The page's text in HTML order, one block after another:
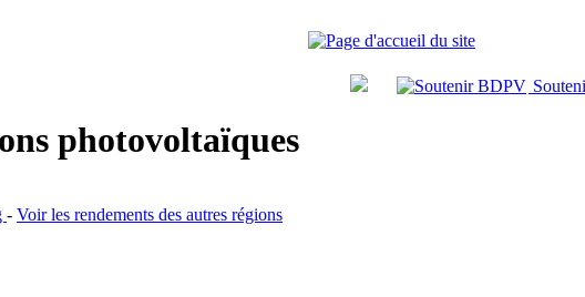
photovoltaïques
- Voir les rendements des autres régions